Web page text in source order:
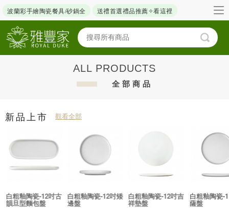
波蘭彩手繪陶瓷餐具/砂鍋全 送禮首選禮品推薦✧看這裡
ALL PRODUCTS
全部商品
新品上市 觀看全部
白粗釉陶瓷-12吋古
韻旦型麵包盤
白粗釉陶瓷-12吋矮
邊盤
白粗釉陶瓷-12吋吉
祥墊盤
白粗釉陶瓷-
薩盤